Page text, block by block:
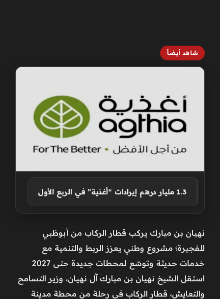
شاهد أيضاً
1.3 مليار درهم إيرادات “أغذية” في الربع الأول
نهيان بن مبارك يركب قطار الركاب من أبوظبي
للفجيرة؛ مشروع وطني يعزز الربط والتنمية مع
خدمات حديثة وتوسّع لمحطات جديدة حتى 2027
استقل الشيخ نهيان بن مبارك آل نهيان، وزير التسامح
والتعايش، قطار الركاب في رحلة من محطة مدينة